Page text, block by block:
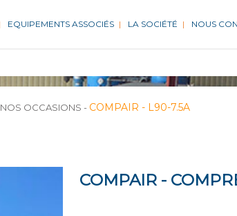
EQUIPEMENTS ASSOCIÉS LA SOCIÉTÉ NOUS
NOS OCCASIONS - COMPAIR - L90-7.5A
COMPAIR -